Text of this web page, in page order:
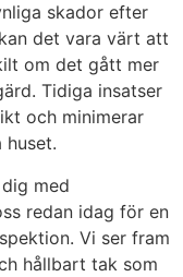
skador efter
det vara värt att
om det gått mer
Tidiga insatser
och minimerar
huset.
med
redan idag för en
Vi ser fram
hållbart tak som